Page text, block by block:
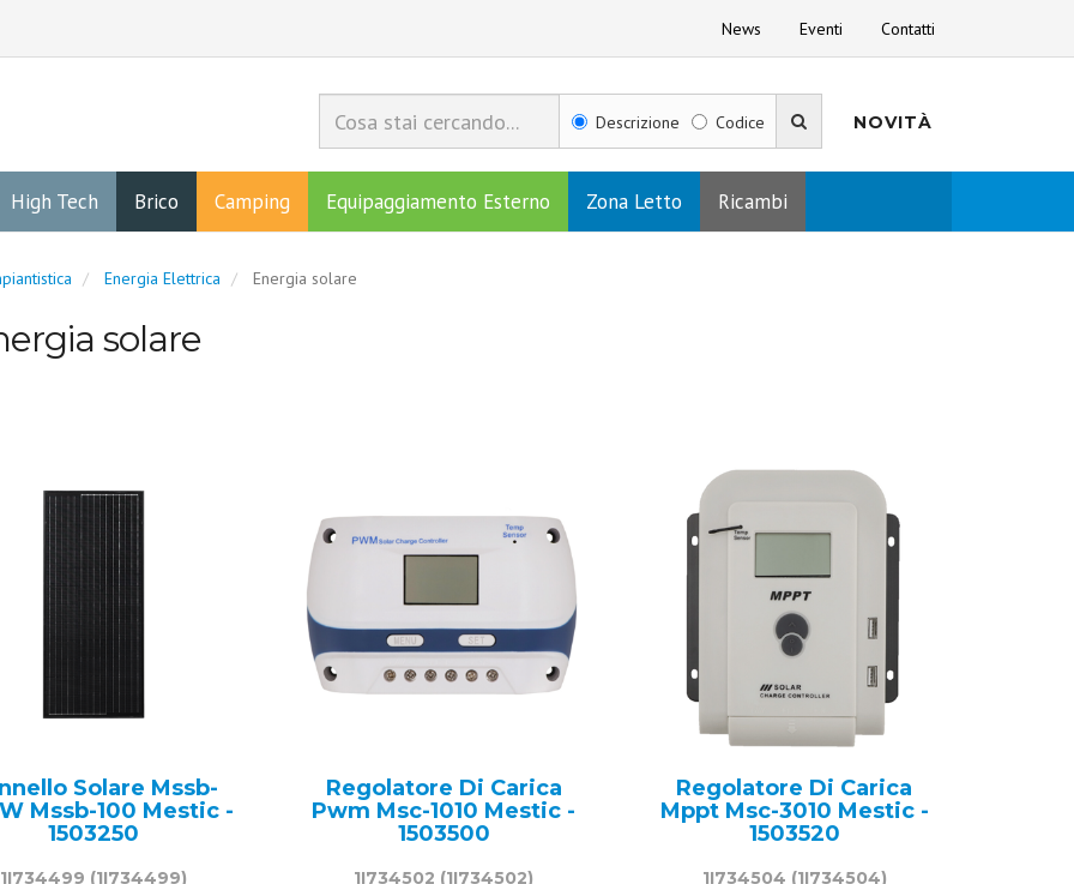
News Eventi Contatti
Descrizione Codice NOVITÀ
High Tech Brico Camping Equipaggiamento Esterno Zona Letto Ricambi
Energia Elettrica Energia solare
solare
Solare Mssb-
Mssb-100 Mestic -
1503250
1I734499 (1I734499)
Regolatore Di Carica
Pwm Msc-1010 Mestic -
1503500
1I734502 (1I734502)
Regolatore Di Carica
Mppt Msc-3010 Mestic -
1503520
1I734504 (1I734504)